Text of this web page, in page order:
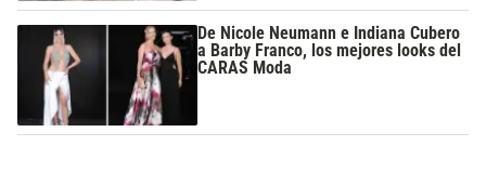
De Nicole Neumann e Indiana Cubero
a Barby Franco, los mejores looks del
CARAS Moda